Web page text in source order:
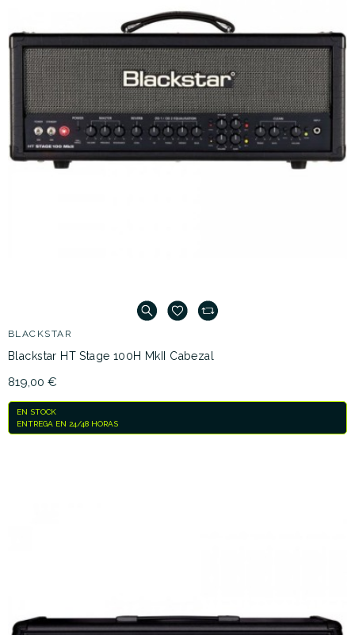
BLACKSTAR
Blackstar HT Stage 100H MkII Cabezal
819,00 €
EN STOCK
ENTREGA EN 24/48 HORAS